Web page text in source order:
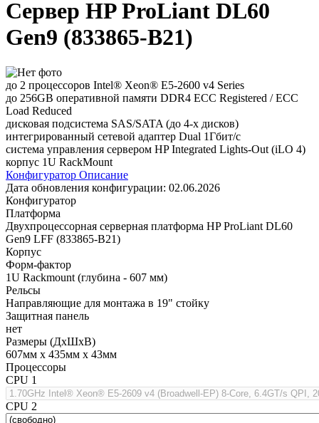
Сервер HP ProLiant DL60
Gen9 (833865-B21)
до 2 процессоров Intel® Xeon® E5-2600 v4 Series
до 256GB оперативной памяти DDR4 ECC Registered / ECC
Load Reduced
дисковая подсистема SAS/SATA (до 4-х дисков)
интегрированный сетевой адаптер Dual 1Гбит/с
система управления сервером HP Integrated Lights-Out (iLO 4)
корпус 1U RackMount
Конфигуратор Описание
Дата обновления конфигурации: 02.06.2026
Конфигуратор
Платформа
Двухпроцессорная серверная платформа HP ProLiant DL60
Gen9 LFF (833865-B21)
Корпус
Форм-фактор
1U Rackmount (глубина - 607 мм)
Рельсы
Направляющие для монтажа в 19" стойку
Защитная панель
нет
Размеры (ДхШхВ)
607мм х 435мм х 43мм
Процессоры
CPU 1
CPU 2